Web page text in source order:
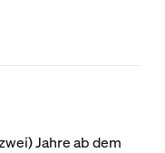
Jahre ab dem